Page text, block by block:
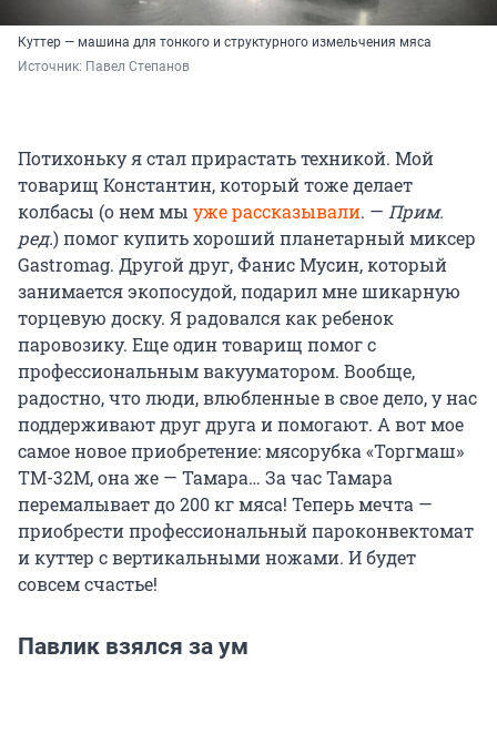
Куттер — машина для тонкого и структурного измельчения мяса
Источник: Павел Степанов
Потихоньку я стал прирастать техникой. Мой
товарищ Константин, который тоже делает
колбасы (о нем мы уже рассказывали. — Прим.
ред.) помог купить хороший планетарный миксер
Gastromag. Другой друг, Фанис Мусин, который
занимается экопосудой, подарил мне шикарную
торцевую доску. Я радовался как ребенок
паровозику. Еще один товарищ помог с
профессиональным вакууматором. Вообще,
радостно, что люди, влюбленные в свое дело, у нас
поддерживают друг друга и помогают. А вот мое
самое новое приобретение: мясорубка «Торгмаш»
ТМ-32М, она же — Тамара… За час Тамара
перемалывает до 200 кг мяса! Теперь мечта —
приобрести профессиональный пароконвектомат
и куттер с вертикальными ножами. И будет
совсем счастье!
Павлик взялся за ум